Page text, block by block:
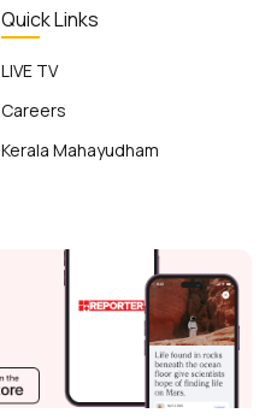
Quick Links
LIVE TV
Careers
Kerala Mahayudham